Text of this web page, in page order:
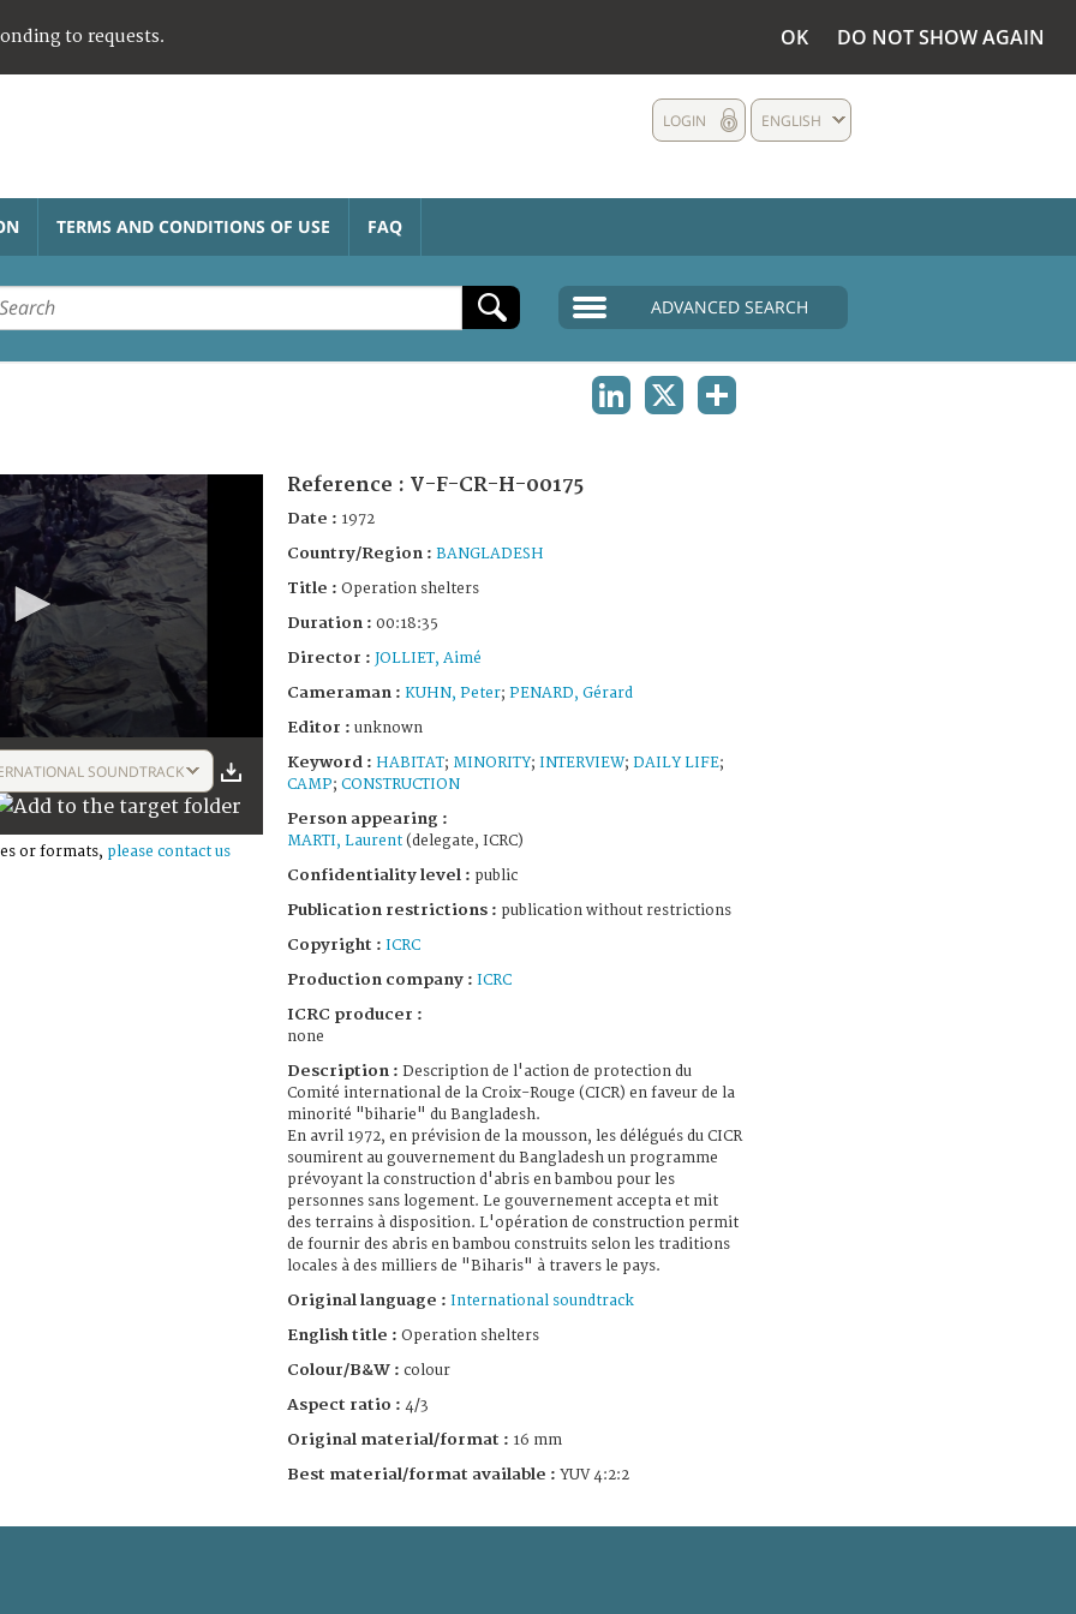
to requests. OK DO NOT SHOW AGAIN
ENGLISH
LOGIN
TERMS AND CONDITIONS OF USE FAQ
ADVANCED SEARCH
SOUNDTRACK
or formats, please contact us
Reference : V-F-CR-H-00175
Date : 1972
Country/Region : BANGLADESH
Title : Operation shelters
Duration : 00:18:35
Director : JOLLIET, Aimé
Cameraman : KUHN, Peter; PENARD, Gérard
Editor : unknown
Keyword : HABITAT; MINORITY; INTERVIEW; DAILY LIFE;
CAMP; CONSTRUCTION
Person appearing :
MARTI, Laurent (delegate, ICRC)
Confidentiality level : public
Publication restrictions : publication without restrictions
Copyright : ICRC
Production company : ICRC
ICRC producer :
none
Description : Description de l'action de protection du
Comité international de la Croix-Rouge (CICR) en faveur de la
minorité "biharie" du Bangladesh.
En avril 1972, en prévision de la mousson, les délégués du CICR
soumirent au gouvernement du Bangladesh un programme
prévoyant la construction d'abris en bambou pour les
personnes sans logement. Le gouvernement accepta et mit
des terrains à disposition. L'opération de construction permit
de fournir des abris en bambou construits selon les traditions
locales à des milliers de "Biharis" à travers le pays.
Original language : International soundtrack
English title : Operation shelters
Colour/B&W : colour
Aspect ratio : 4/3
Original material/format : 16 mm
Best material/format available : YUV 4:2:2